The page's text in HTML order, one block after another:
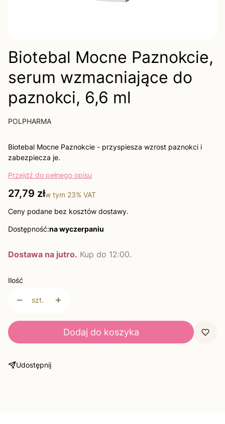
Biotebal Mocne Paznokcie,
serum wzmacniające do
paznokci, 6,6 ml
POLPHARMA
Biotebal Mocne Paznokcie - przyspiesza wzrost paznokci i
zabezpiecza je.
Przejdź do pełnego opisu
Cena
27,79 złw tym 23% VAT
Ceny podane bez kosztów dostawy.
Dostępność:na wyczerpaniu
Dostawa na jutro. Kup do 12:00.
Ilość
szt.
Dodaj do koszyka
Udostępnij